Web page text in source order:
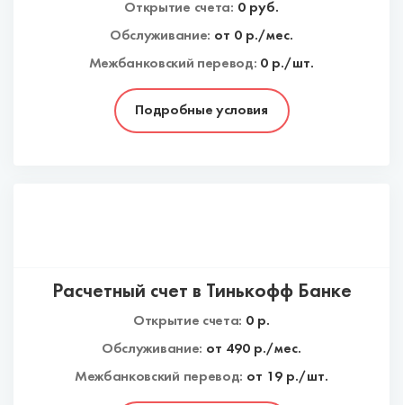
Подробные условия
Открытие счета: 0руб.
Обслуживание: от 0р./мес.
Межбанковский перевод: 0 р./шт.
Расчетный счет в Тинькофф Банке
Открытие счета: 0 р.
Обслуживание: от 490р./мес.
Межбанковский перевод: от 19 р./шт.